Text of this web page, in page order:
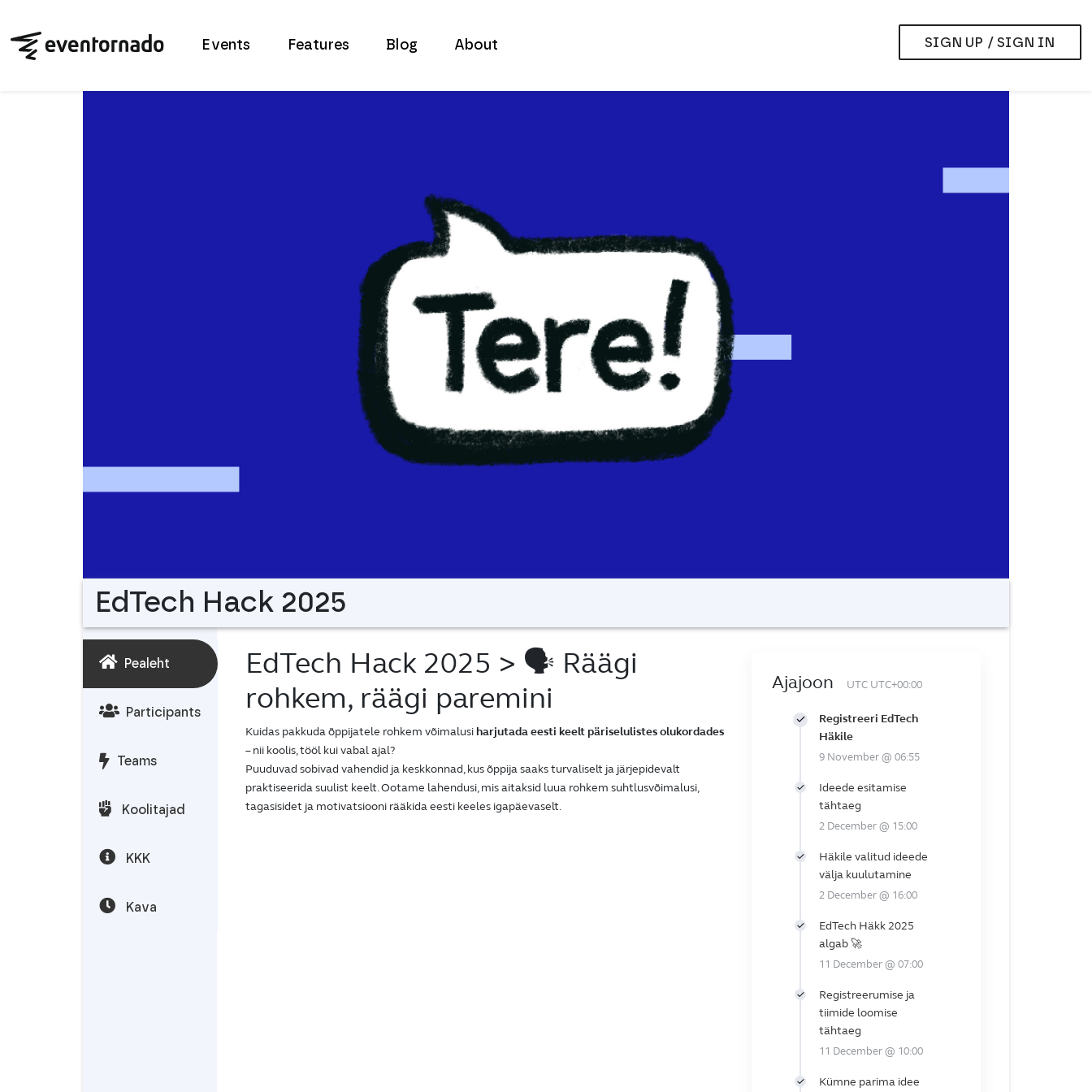
Events Features Blog About SIGN UP / SIGN IN
EdTech Hack 2025
Pealeht
Participants
Teams
Koolitajad
KKK
Kava
EdTech Hack 2025 > 🗣️ Räägi
rohkem, räägi paremini
Kuidas pakkuda õppijatele rohkem võimalusi harjutada eesti keelt päriselulistes olukordades
– nii koolis, tööl kui vabal ajal?
Puuduvad sobivad vahendid ja keskkonnad, kus õppija saaks turvaliselt ja järjepidevalt
praktiseerida suulist keelt. Ootame lahendusi, mis aitaksid luua rohkem suhtlusvõimalusi,
tagasisidet ja motivatsiooni rääkida eesti keeles igapäevaselt.
Ajajoon UTC UTC+00:00
Registreeri EdTech
Häkile
9 November @ 06:55
Ideede esitamise
tähtaeg
2 December @ 15:00
Häkile valitud ideede
välja kuulutamine
2 December @ 16:00
EdTech Häkk 2025
algab 🚀
11 December @ 07:00
Registreerumise ja
tiimide loomise
tähtaeg
11 December @ 10:00
Kümne parima idee